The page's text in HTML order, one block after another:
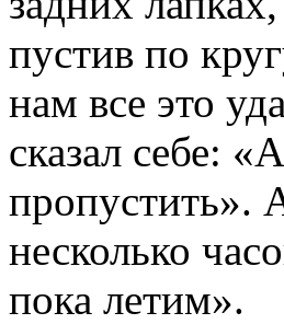
пустив по
нам все это
сказал себе:
пропустить».
несколько
пока летим».